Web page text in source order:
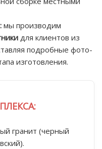
мы производим
для клиентов из
подробные фото-
изготовления.
гранит (черный